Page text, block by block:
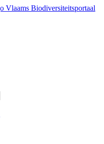
Vlaams Biodiversiteitsportaal